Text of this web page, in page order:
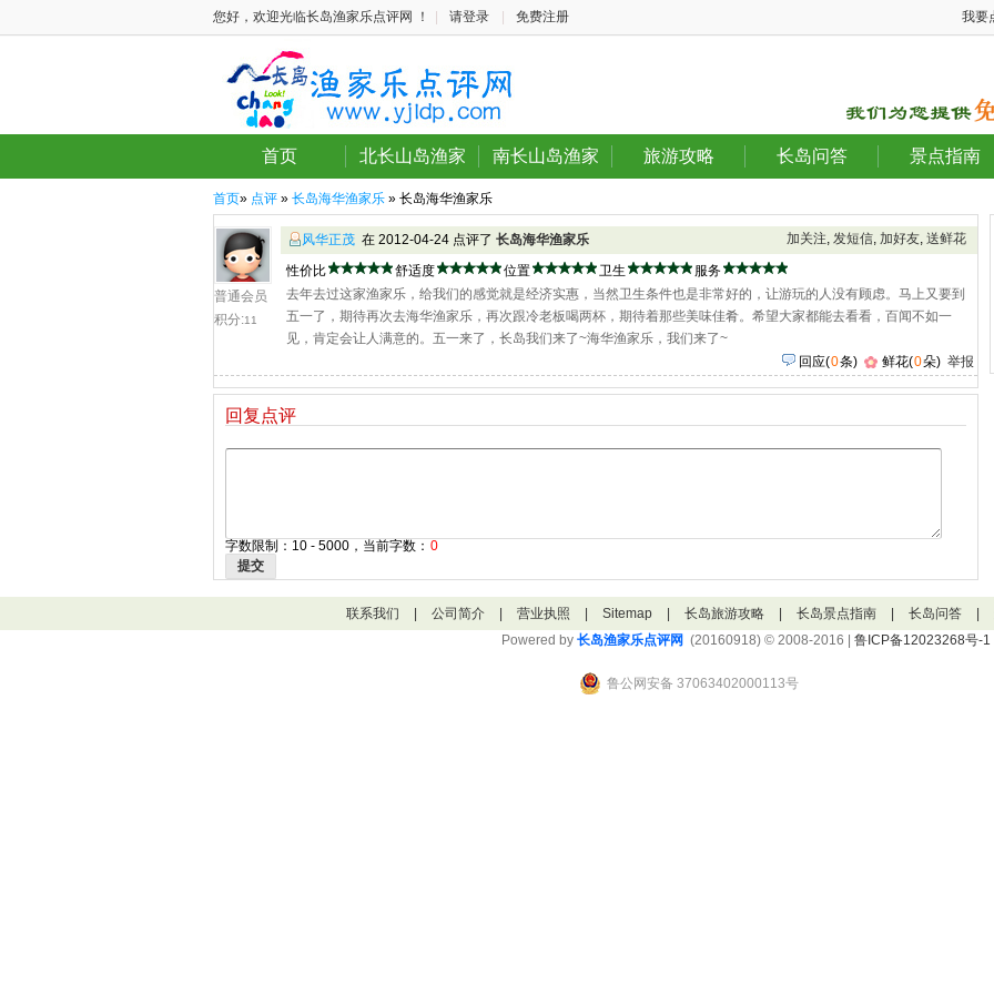
您好，欢迎光临长岛渔家乐点评网 ！ 请登录 免费注册 我要
首页 北长山岛渔家 南长山岛渔家 旅游攻略 长岛问答 景点指南
首页» 点评 » 长岛海华渔家乐 » 长岛海华渔家乐
普通会员
积分:11
加关注, 发短信, 加好友, 送鲜花
风华正茂 在 2012-04-24 点评了 长岛海华渔家乐
性价比
舒适度 位置 卫生
服务
去年去过这家渔家乐，给我们的感觉就是经济实惠，当然卫生条件也是非常好的，让游玩的人没有顾虑。马上又要到
五一了，期待再次去海华渔家乐，再次跟冷老板喝两杯，期待着那些美味佳肴。希望大家都能去看看，百闻不如一
见，肯定会让人满意的。五一来了，长岛我们来了~海华渔家乐，我们来了~
回应(0条) 鲜花(0朵) 举报
回复点评
字数限制：10 - 5000，当前字数： 0
提交
联系我们 公司简介 营业执照 Sitemap 长岛旅游攻略 长岛景点指南 长岛问答
Powered by 长岛渔家乐点评网 (20160918) © 2008-2016 | 鲁ICP备12023268号-1
鲁公网安备 37063402000113号